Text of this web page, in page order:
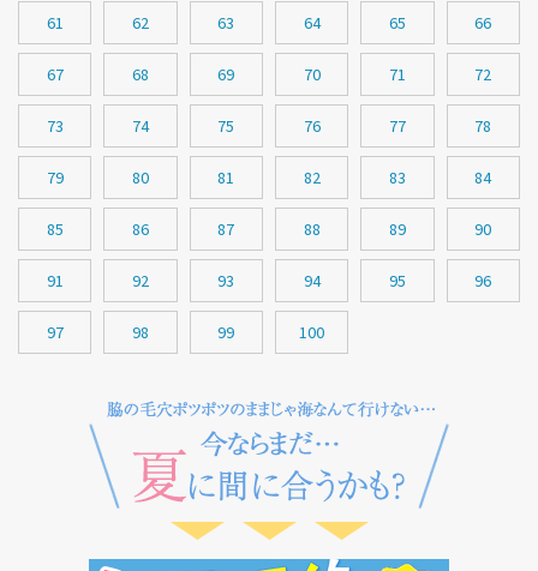
61 62 63 64 65 66
67 68 69 70 71 72
73 74 75 76 77 78
79 80 81 82 83 84
85 86 87 88 89 90
91 92 93 94 95 96
97 98 99 100